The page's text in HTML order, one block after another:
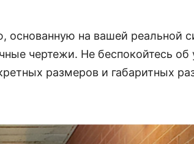
основанную на вашей реальной
чертежи. Не беспокойтесь об
размеров и габаритных